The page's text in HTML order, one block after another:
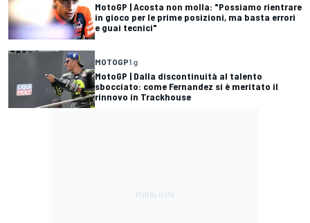
MotoGP | Acosta non molla: "Possiamo rientrare
in gioco per le prime posizioni, ma basta errori
e guai tecnici"
MOTOGP1 g
MotoGP | Dalla discontinuità al talento
sbocciato: come Fernandez si è meritato il
rinnovo in Trackhouse